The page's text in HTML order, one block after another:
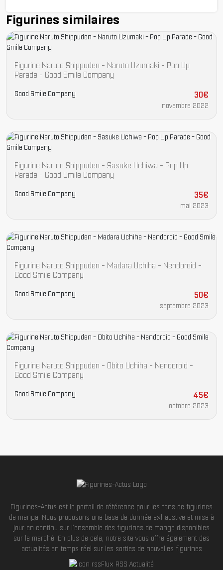
Figurines similaires
Figurine Naruto Shippuden - Naruto Uzumaki - Pop Up
Parade - Good Smile Company
Good Smile Company 30€
novembre 2022
Figurine Naruto Shippuden - Sasuke Uchiwa - Pop Up
Parade - Good Smile Company
Good Smile Company 35€
mai 2023
Figurine Naruto Shippuden - Madara Uchiha - Nendoroid -
Good Smile Company
Good Smile Company 50€
septembre 2023
Figurine Naruto Shippuden - Obito Uchiha - Nendoroid -
Good Smile Company
Good Smile Company 45€
octobre 2023
Figurines-Actus est le portail de référence pour les fans de figurines
de manga. Nous proposons une base de donnée exhaustive et mise à
jour en continu sur l'ensemble des figurines de manga disponibles
sur le marché. En plus de cela, notre site vous offre également des
actualités en temps réel sur les sorties de nouvelles figurines
Flux RSS Actualité